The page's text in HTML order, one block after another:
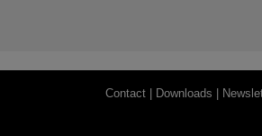
Contact | Downloads |